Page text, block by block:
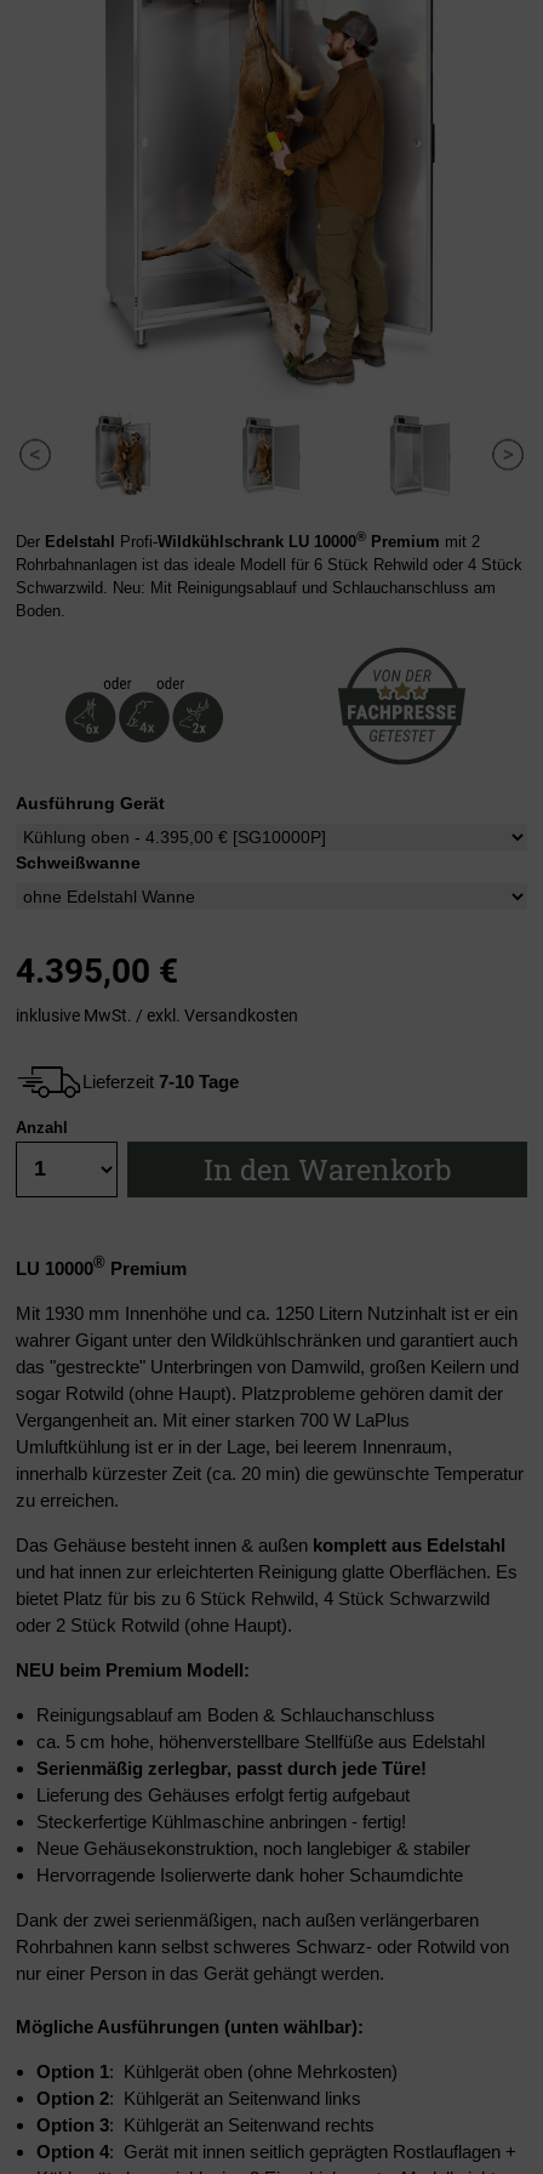
Der Edelstahl Profi-Wildkühlschrank LU 10000® Premium mit 2
Rohrbahnanlagen ist das ideale Modell für 6 Stück Rehwild oder 4 Stück
Schwarzwild. Neu: Mit Reinigungsablauf und Schlauchanschluss am
Boden.
Ausführung Gerät
Schweißwanne
4.395,00 €
inklusive MwSt. / exkl. Versandkosten
Lieferzeit 7-10 Tage
Anzahl
In den Warenkorb
LU 10000® Premium
Mit 1930 mm Innenhöhe und ca. 1250 Litern Nutzinhalt ist er ein
wahrer Gigant unter den Wildkühlschränken und garantiert auch
das "gestreckte" Unterbringen von Damwild, großen Keilern und
sogar Rotwild (ohne Haupt). Platzprobleme gehören damit der
Vergangenheit an. Mit einer starken 700 W LaPlus
Umluftkühlung ist er in der Lage, bei leerem Innenraum,
innerhalb kürzester Zeit (ca. 20 min) die gewünschte Temperatur
zu erreichen.
Das Gehäuse besteht innen & außen komplett aus Edelstahl
und hat innen zur erleichterten Reinigung glatte Oberflächen. Es
bietet Platz für bis zu 6 Stück Rehwild, 4 Stück Schwarzwild
oder 2 Stück Rotwild (ohne Haupt).
NEU beim Premium Modell:
Reinigungsablauf am Boden & Schlauchanschluss
ca. 5 cm hohe, höhenverstellbare Stellfüße aus Edelstahl
Serienmäßig zerlegbar, passt durch jede Türe!
Lieferung des Gehäuses erfolgt fertig aufgebaut
Steckerfertige Kühlmaschine anbringen - fertig!
Neue Gehäusekonstruktion, noch langlebiger & stabiler
Hervorragende Isolierwerte dank hoher Schaumdichte
Dank der zwei serienmäßigen, nach außen verlängerbaren
Rohrbahnen kann selbst schweres Schwarz- oder Rotwild von
nur einer Person in das Gerät gehängt werden.
Mögliche Ausführungen (unten wählbar):
Option 1: Kühlgerät oben (ohne Mehrkosten)
Option 2: Kühlgerät an Seitenwand links
Option 3: Kühlgerät an Seitenwand rechts
Option 4: Gerät mit innen seitlich geprägten Rostlauflagen +